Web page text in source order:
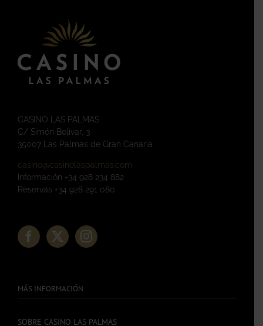
CASINO LAS PALMAS
C/ Simón Bolívar, 3
35007 Las Palmas de Gran Canaria
casino@casinolaspalmas.com
Información +34 928 234 882
Reservas +34 928 291 080
MÁS INFORMACIÓN
SOBRE CASINO LAS PALMAS